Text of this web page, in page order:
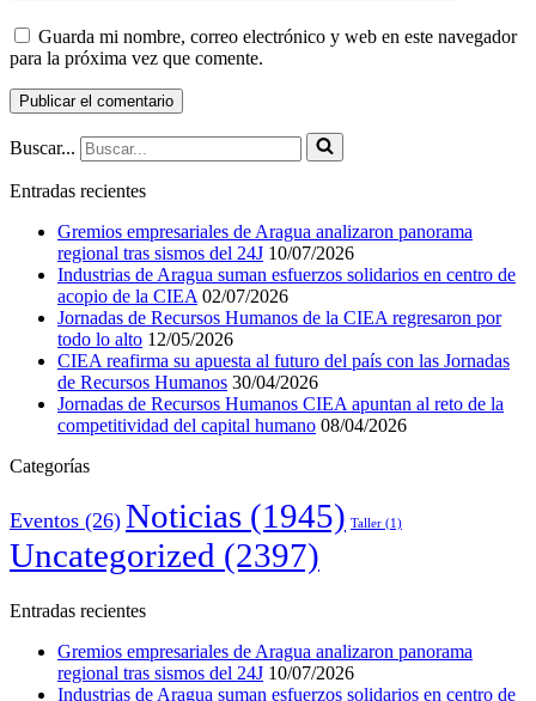
Guarda mi nombre, correo electrónico y web en este navegador
para la próxima vez que comente.
Buscar...
Entradas recientes
Gremios empresariales de Aragua analizaron panorama
regional tras sismos del 24J 10/07/2026
Industrias de Aragua suman esfuerzos solidarios en centro de
acopio de la CIEA 02/07/2026
Jornadas de Recursos Humanos de la CIEA regresaron por
todo lo alto 12/05/2026
CIEA reafirma su apuesta al futuro del país con las Jornadas
de Recursos Humanos 30/04/2026
Jornadas de Recursos Humanos CIEA apuntan al reto de la
competitividad del capital humano 08/04/2026
Categorías
Eventos (26) Noticias (1945) Taller (1)
Uncategorized (2397)
Entradas recientes
Gremios empresariales de Aragua analizaron panorama
regional tras sismos del 24J 10/07/2026
Industrias de Aragua suman esfuerzos solidarios en centro de